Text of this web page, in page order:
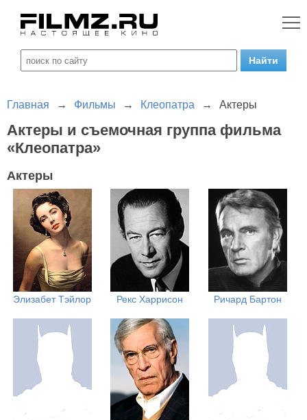
Главная → Фильмы → Клеопатра → Актеры
Актеры и съемочная группа фильма
«Клеопатра»
Актеры
Элизабет Тэйлор Рекс Харрисон Ричард Бартон